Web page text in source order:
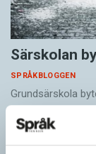
Särskolan
SPRÅKBLOGGEN
Grundsärskola
stor del i att